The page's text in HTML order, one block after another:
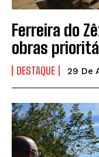
Ferreira do
obras
DESTAQUE 29 De